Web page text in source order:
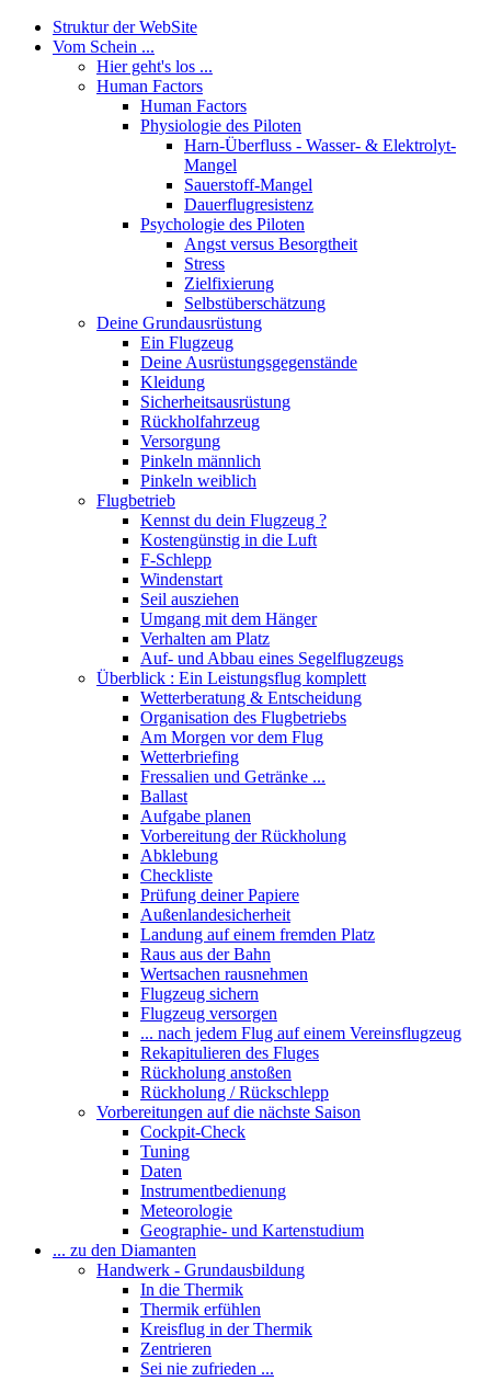
Struktur der WebSite
Vom Schein ...
Hier geht's los ...
Human Factors
Human Factors
Physiologie des Piloten
Harn-Überfluss - Wasser- & Elektrolyt-
Mangel
Sauerstoff-Mangel
Dauerflugresistenz
Psychologie des Piloten
Angst versus Besorgtheit
Stress
Zielfixierung
Selbstüberschätzung
Deine Grundausrüstung
Ein Flugzeug
Deine Ausrüstungsgegenstände
Kleidung
Sicherheitsausrüstung
Rückholfahrzeug
Versorgung
Pinkeln männlich
Pinkeln weiblich
Flugbetrieb
Kennst du dein Flugzeug ?
Kostengünstig in die Luft
F-Schlepp
Windenstart
Seil ausziehen
Umgang mit dem Hänger
Verhalten am Platz
Auf- und Abbau eines Segelflugzeugs
Überblick : Ein Leistungsflug komplett
Wetterberatung & Entscheidung
Organisation des Flugbetriebs
Am Morgen vor dem Flug
Wetterbriefing
Fressalien und Getränke ...
Ballast
Aufgabe planen
Vorbereitung der Rückholung
Abklebung
Checkliste
Prüfung deiner Papiere
Außenlandesicherheit
Landung auf einem fremden Platz
Raus aus der Bahn
Wertsachen rausnehmen
Flugzeug sichern
Flugzeug versorgen
... nach jedem Flug auf einem Vereinsflugzeug
Rekapitulieren des Fluges
Rückholung anstoßen
Rückholung / Rückschlepp
Vorbereitungen auf die nächste Saison
Cockpit-Check
Tuning
Daten
Instrumentbedienung
Meteorologie
Geographie- und Kartenstudium
... zu den Diamanten
Handwerk - Grundausbildung
In die Thermik
Thermik erfühlen
Kreisflug in der Thermik
Zentrieren
Sei nie zufrieden ...